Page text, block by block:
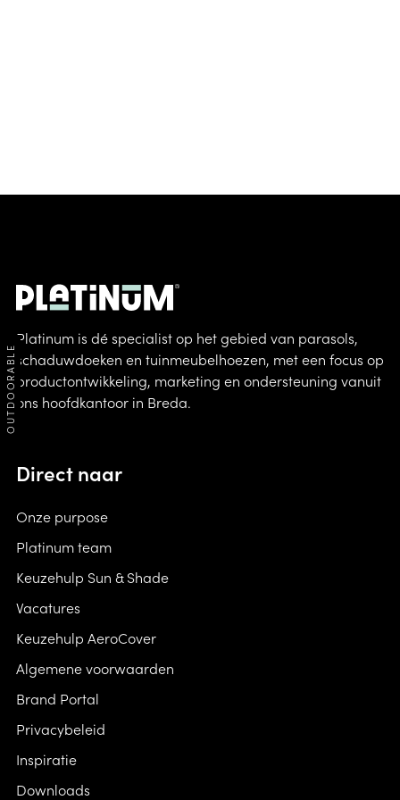
OUTDOORABLE
Platinum is dé specialist op het gebied van parasols,
schaduwdoeken en tuinmeubelhoezen, met een focus op
productontwikkeling, marketing en ondersteuning vanuit
ons hoofdkantoor in Breda.
Direct naar
Onze purpose
Platinum team
Keuzehulp Sun & Shade
Vacatures
Keuzehulp AeroCover
Algemene voorwaarden
Brand Portal
Privacybeleid
Inspiratie
Downloads